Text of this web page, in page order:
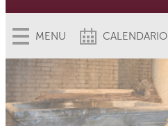
MENU CALENDARIO